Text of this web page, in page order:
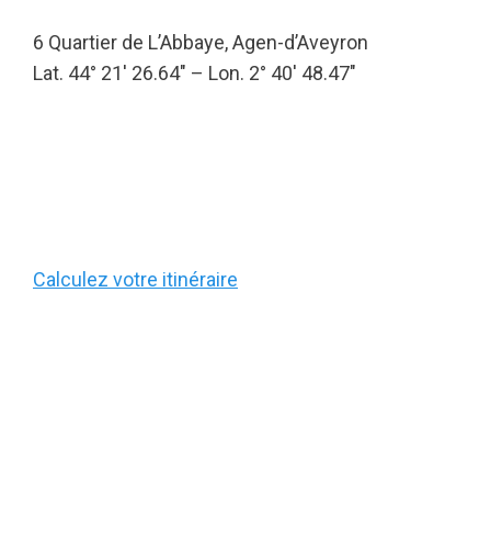
6 Quartier de L’Abbaye, Agen-d’Aveyron
Lat. 44° 21′ 26.64″ – Lon. 2° 40′ 48.47″
Calculez votre itinéraire